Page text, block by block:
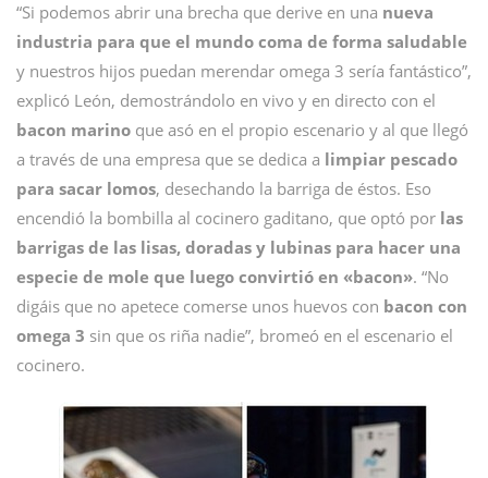
“Si podemos abrir una brecha que derive en una nueva
industria para que el mundo coma de forma saludable
y nuestros hijos puedan merendar omega 3 sería fantástico”,
explicó León, demostrándolo en vivo y en directo con el
bacon marino que asó en el propio escenario y al que llegó
a través de una empresa que se dedica a limpiar pescado
para sacar lomos, desechando la barriga de éstos. Eso
encendió la bombilla al cocinero gaditano, que optó por las
barrigas de las lisas, doradas y lubinas para hacer una
especie de mole que luego convirtió en «bacon». “No
digáis que no apetece comerse unos huevos con bacon con
omega 3 sin que os riña nadie”, bromeó en el escenario el
cocinero.